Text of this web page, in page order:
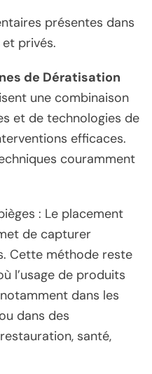
présentes dans
privés.
de Dératisation
une combinaison
et de technologies de
efficaces.
couramment
: Le placement
de capturer
Cette méthode reste
l’usage de produits
dans les
dans des
santé,